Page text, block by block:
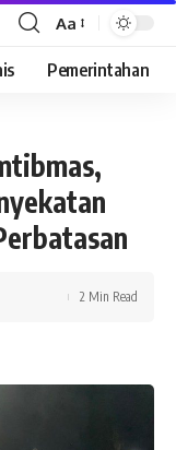
Aa
Pemerintahan
2 Min Read